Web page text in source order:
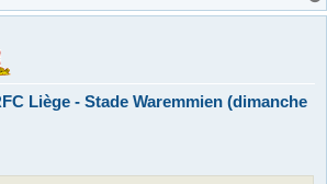
Liège - Stade Waremmien (dimanche